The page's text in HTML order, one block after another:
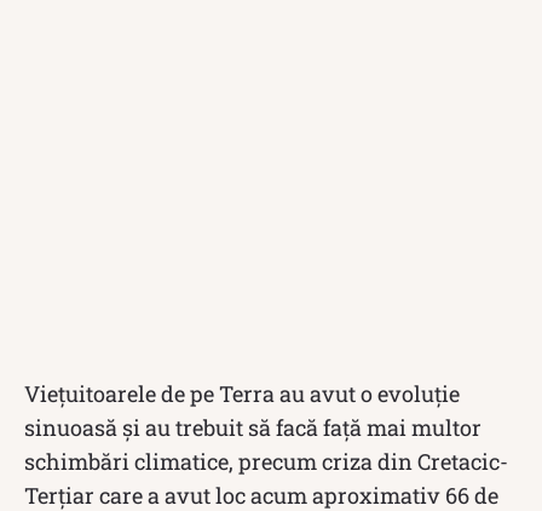
Viețuitoarele de pe Terra au avut o evoluție
sinuoasă și au trebuit să facă față mai multor
schimbări climatice, precum criza din Cretacic-
Terțiar care a avut loc acum aproximativ 66 de